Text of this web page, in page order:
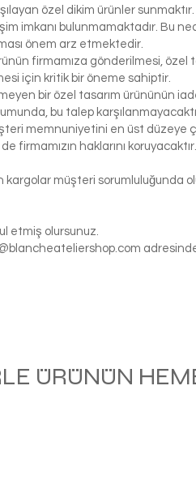
özel dikim ürünler
imkanı bulunmamaktadır. Bu
önem arz etmektedir.
firmamıza gönderilmesi, özel
için kritik bir öneme sahiptir.
bir özel tasarım ürününün
bu talep
memnuniyetini en üst düzeye
haklarını
müşteri sorumluluğunda
etmiş olursunuz.
ÜRÜNÜN